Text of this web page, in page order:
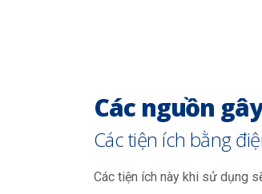
Các nguồn
Các tiện ích bằng
Các tiện ích này khi sử dụng